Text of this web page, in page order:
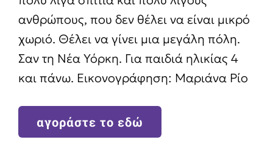
ανθρώπους, που δεν θέλει να είναι μικρό
χωριό. Θέλει να γίνει μια μεγάλη πόλη.
Σαν τη Νέα Υόρκη. Για παιδιά ηλικίας 4
και πάνω. Εικονογράφηση: Μαριάνα Ρίο
αγοράστε το εδώ